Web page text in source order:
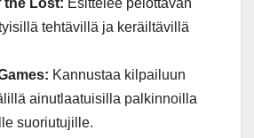
the Lost: Esittelee pelottavan
tehtävillä ja keräiltävillä
Kannustaa kilpailuun
ainutlaatuisilla palkinnoilla
suoriutujille.